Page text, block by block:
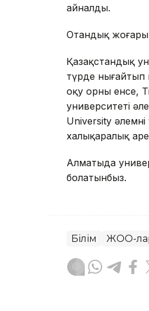
айналды.
Отандық жоғары
Қазақстандық
түрде нығайтып
оқу орны енсе,
университеті
University
халықаралық
Алматыда
болатынбыз.
Білім ЖОО-